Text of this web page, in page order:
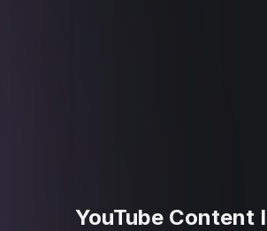
YouTube Content